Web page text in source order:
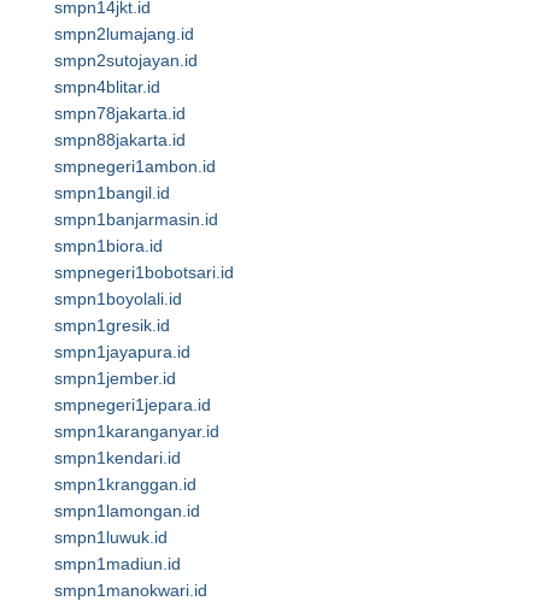
smpn14jkt.id
smpn2lumajang.id
smpn2sutojayan.id
smpn4blitar.id
smpn78jakarta.id
smpn88jakarta.id
smpnegeri1ambon.id
smpn1bangil.id
smpn1banjarmasin.id
smpn1biora.id
smpnegeri1bobotsari.id
smpn1boyolali.id
smpn1gresik.id
smpn1jayapura.id
smpn1jember.id
smpnegeri1jepara.id
smpn1karanganyar.id
smpn1kendari.id
smpn1kranggan.id
smpn1lamongan.id
smpn1luwuk.id
smpn1madiun.id
smpn1manokwari.id